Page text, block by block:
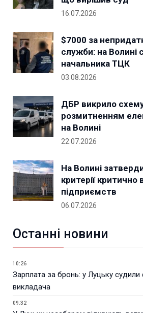
16.07.2026
$7000 за
служби: на Волині
начальника ТЦК
03.08.2026
ДБР викрило
розмитненням
на Волині
22.07.2026
На Волині
критерії
підприємств
06.07.2026
Останні новини
10:26
Зарплата за бронь: у Луцьку судили
викладача
09:32